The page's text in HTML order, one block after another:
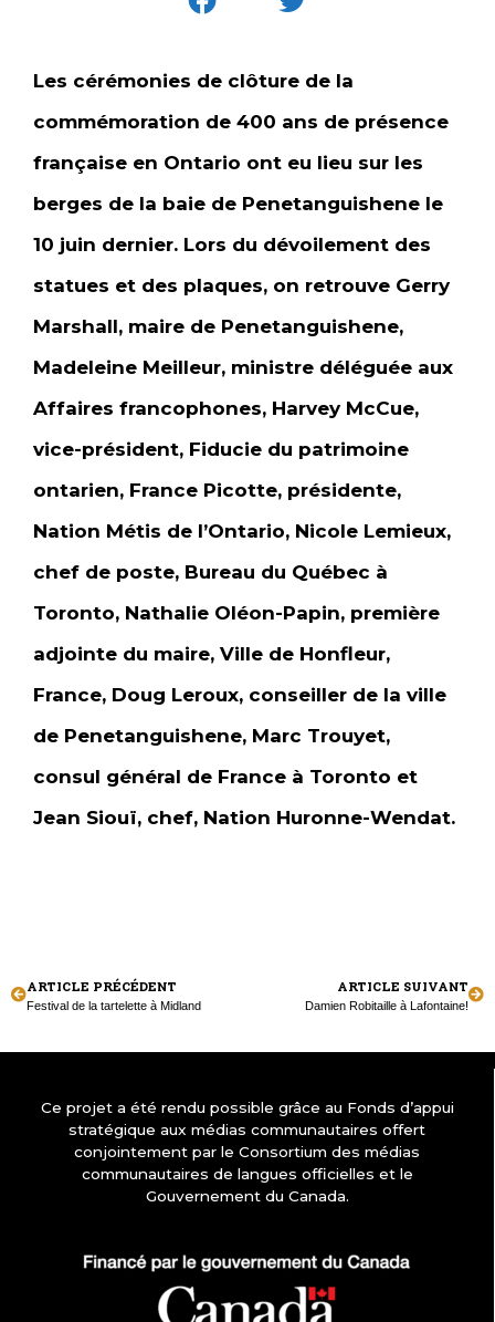
Les cérémonies de clôture de la
commémoration de 400 ans de présence
française en Ontario ont eu lieu sur les
berges de la baie de Penetanguishene le
10 juin dernier. Lors du dévoilement des
statues et des plaques, on retrouve Gerry
Marshall, maire de Penetanguishene,
Madeleine Meilleur, ministre déléguée aux
Affaires francophones, Harvey McCue,
vice-président, Fiducie du patrimoine
ontarien, France Picotte, présidente,
Nation Métis de l’Ontario, Nicole Lemieux,
chef de poste, Bureau du Québec à
Toronto, Nathalie Oléon-Papin, première
adjointe du maire, Ville de Honfleur,
France, Doug Leroux, conseiller de la ville
de Penetanguishene, Marc Trouyet,
consul général de France à Toronto et
Jean Siouï, chef, Nation Huronne-Wendat.
ARTICLE PRÉCÉDENT
Festival de la tartelette à Midland
ARTICLE SUIVANT
Damien Robitaille à Lafontaine!
Ce projet a été rendu possible grâce au Fonds d’appui
stratégique aux médias communautaires offert
conjointement par le Consortium des médias
communautaires de langues officielles et le
Gouvernement du Canada.